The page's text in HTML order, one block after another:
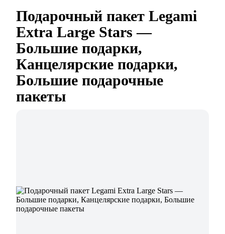
Подарочный пакет Legami
Extra Large Stars —
Большие подарки,
Канцелярские подарки,
Большие подарочные
пакеты